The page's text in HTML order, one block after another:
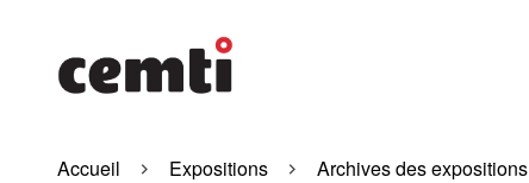
Accueil Expositions Archives des expositions